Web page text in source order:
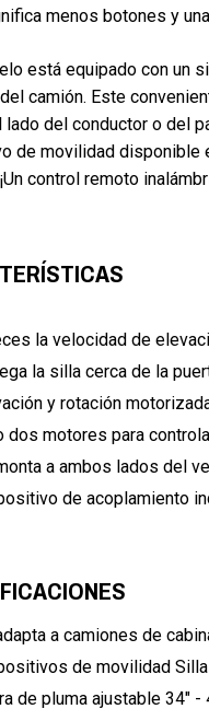
menos botones y
está equipado con un
camión. Este
lado del conductor o del
de movilidad disponible
control remoto
la velocidad de
la silla cerca de la
y rotación
dos motores para
a ambos lados del
de acoplamiento
a camiones de
de movilidad
de pluma ajustable 34" -